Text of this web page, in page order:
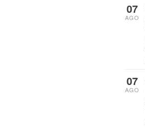
07
AGO
07
AGO